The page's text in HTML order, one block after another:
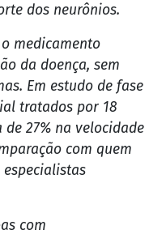
dos neurônios.
medicamento
da doença, sem
Em estudo de fase
tratados por 18
27% na velocidade
com quem
com